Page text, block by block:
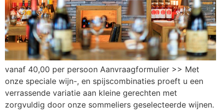
vanaf 40,00 per persoon Aanvraagformulier >> Met
onze speciale wijn-, en spijscombinaties proeft u een
verrassende variatie aan kleine gerechten met
zorgvuldig door onze sommeliers geselecteerde wijnen.